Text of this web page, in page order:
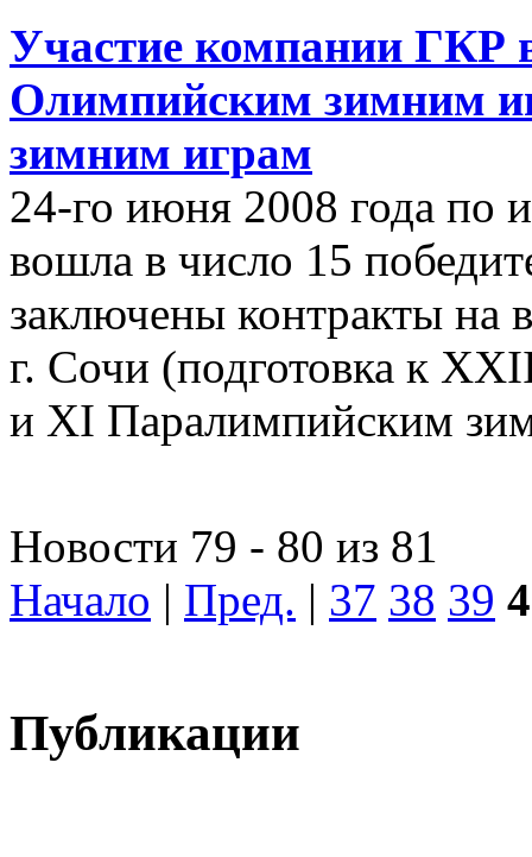
Участие компании ГКР
Олимпийским зимним
зимним играм
24-го июня 2008 года по
вошла в число 15
заключены контракты на
г. Сочи (подготовка к
и XI Паралимпийским
Новости 79 - 80 из 81
Начало | Пред. | 37 38 39
Публикации